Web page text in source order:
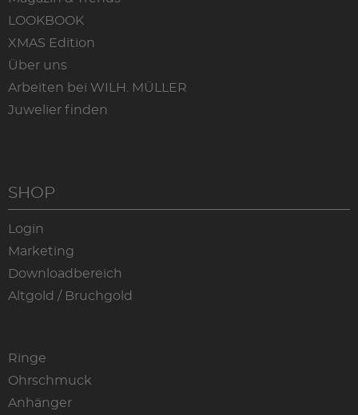
LOOKBOOK
XMAS Edition
Über uns
Arbeiten bei WILH. MÜLLER
Juwelier finden
SHOP
Login
Marketing
Downloadbereich
Altgold / Bruchgold
Ringe
Ohrschmuck
Anhänger